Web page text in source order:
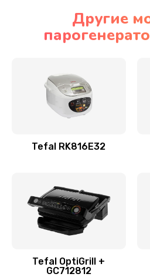
Другие
Tefal RK816E32
Tefal OptiGrill +
GC712812